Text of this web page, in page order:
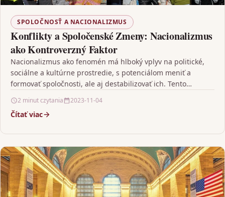
SPOLOČNOSŤ A NACIONALIZMUS
Konflikty a Spoločenské Zmeny: Nacionalizmus
ako Kontroverzný Faktor
Nacionalizmus ako fenomén má hlboký vplyv na politické,
sociálne a kultúrne prostredie, s potenciálom meniť a
formovať spoločnosti, ale aj destabilizovať ich. Tento
2 minut czytania 2023-11-04
Čítať viac